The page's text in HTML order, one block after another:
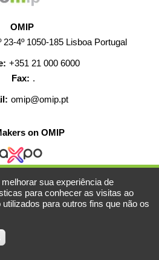
OMIP
23-4º 1050-185 Lisboa Portugal
+351 21 000 6000
Fax: .
omip@omip.pt
on OMIP
os direitos reservados
CARREIRAS
MAPA WEB
LEGAL
BY
sua experiência de
para conhecer as visitas ao
para outros fins que não os